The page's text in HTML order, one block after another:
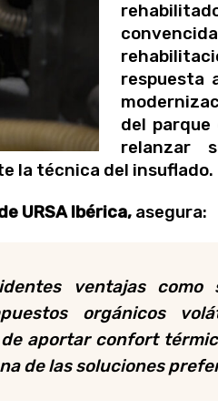
respuesta
del parque
relanzar
la técnica del insuflado.
URSA Ibérica, asegura:
ventajas como
orgánicos
aportar confort
de las soluciones